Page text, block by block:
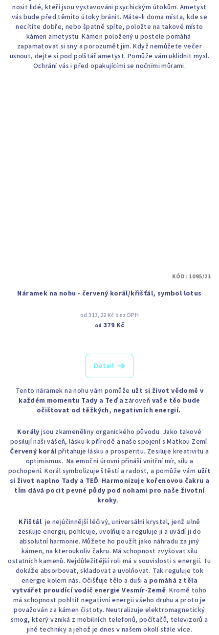
nosit lidé, kteří jsou vystavováni psychickým útokům. Ametyst
vás bude před těmito útoky bránit. Máte-li doma místa, kde se
necítíte dobře, nebo špatně spíte, položte na takové místo
kámen ametystu. Kámen položený u postele pomáhá
zapamatovat si sny a porozumět jim. Když nemůžete večer
usnout, dejte si pod polštář ametyst. Pomůže vám uklidnit mysl.
Ochrání vás i před opakujícími se nočními můrami.
Náramek na nohu - červený korál/křišťál, symbol lotus
od 313,22 Kč bez DPH
od 379 Kč
Detail
Tento náramek na nohu vám pomůže užt si život vědomě v
každém momentu Tady a Teď a zároveň vaše těo bude
očišťovat od těžkých, negativních energií.
Korály jsou zkameněliny organického původu. Jako takové
posilují naši vášeň, lásku k přírodě a naše spojení s Matkou Zemí.
Červený korál přitahuje lásku a prosperitu. Zesiluje kreativitu a
optimismus. Na emoční úrovni přináší vnitřní mír, sílu a
pochopení. Korál symbolizuje štěstí a radost, a pomůže vám užít
si život naplno Tady a TEĎ. Harmonizuje kořenovou čakru a
tím dává pocit pevné půdy pod nohami pro naše životní
kroky.
Křišťál je nejúčinnější léčivý, universální krystal, jenž silně
zesiluje energii, pohlcuje, uvolňuje a reguluje ji a uvádí ji do
absolutní harmonie. Můžete ho použít jako náhradu za jiný
kámen, na kteroukoliv čakru. Má schopnost zvyšovat sílu
ostatních kamenů. Nejdůležitější roli má v souvislosti s energií. Tu
dokáže absorbovat, skladovat a uvolňovat. Tak reguluje tok
energie kolem nás. Očišťuje tělo a duši a pomáhá z těla
vytvářet proudící vodič energie Vesmír-Země. Kromě toho
má schopnost pohltit negativní energii všeho druhu a proto je
považován za kámen čistoty. Neutralizuje elektromagnetický
smog, který vzniká z mobilních telefonů, počítačů, televizorů a
jiné techniky a jehož je dnes v našem okolí stále více.
KÓD: 1095/21